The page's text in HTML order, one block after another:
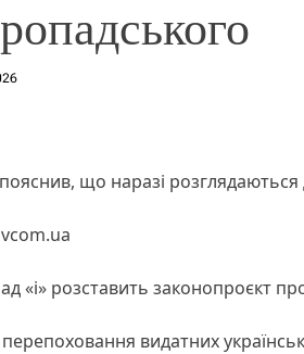
що наразі
«і» розставить законопроєкт
видатних